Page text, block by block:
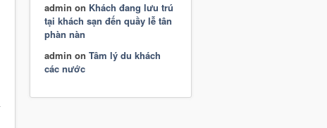
admin on Khách đang lưu trú
tại khách sạn đến quầy lễ tân
phàn nàn
admin on Tâm lý du khách
các nước